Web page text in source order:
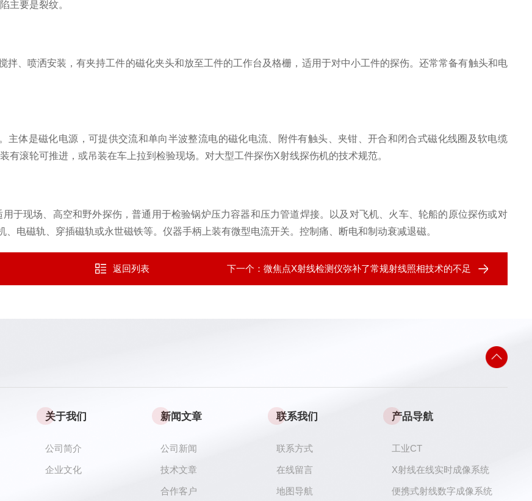
主要是裂纹。
喷洒安装，有夹持工件的磁化夹头和放至工件的工作台及格栅，适用于对中小工件的探伤。还常常备有触头和电
体是磁化电源，可提供交流和单向半波整流电的磁化电流、附件有触头、夹钳、开合和闭合式磁化线圈及软电缆
滚轮可推进，或吊装在车上拉到检验现场。对大型工件探伤X射线探伤机的技术规范。
现场、高空和野外探伤，普通用于检验锅炉压力容器和压力管道焊接。以及对飞机、火车、轮船的原位探伤或对
电磁轨、穿插磁轨或永世磁铁等。仪器手柄上装有微型电流开关。控制痛、断电和制动衰减退磁。
返回列表 下一个： 微焦点X射线检测仪弥补了常规射线照相技术的不足
关于我们
公司简介
企业文化
新闻文章
公司新闻
技术文章
合作客户
联系我们
联系方式
在线留言
地图导航
产品导航
工业CT
X射线在线实时成像系统
便携式射线数字成像系统